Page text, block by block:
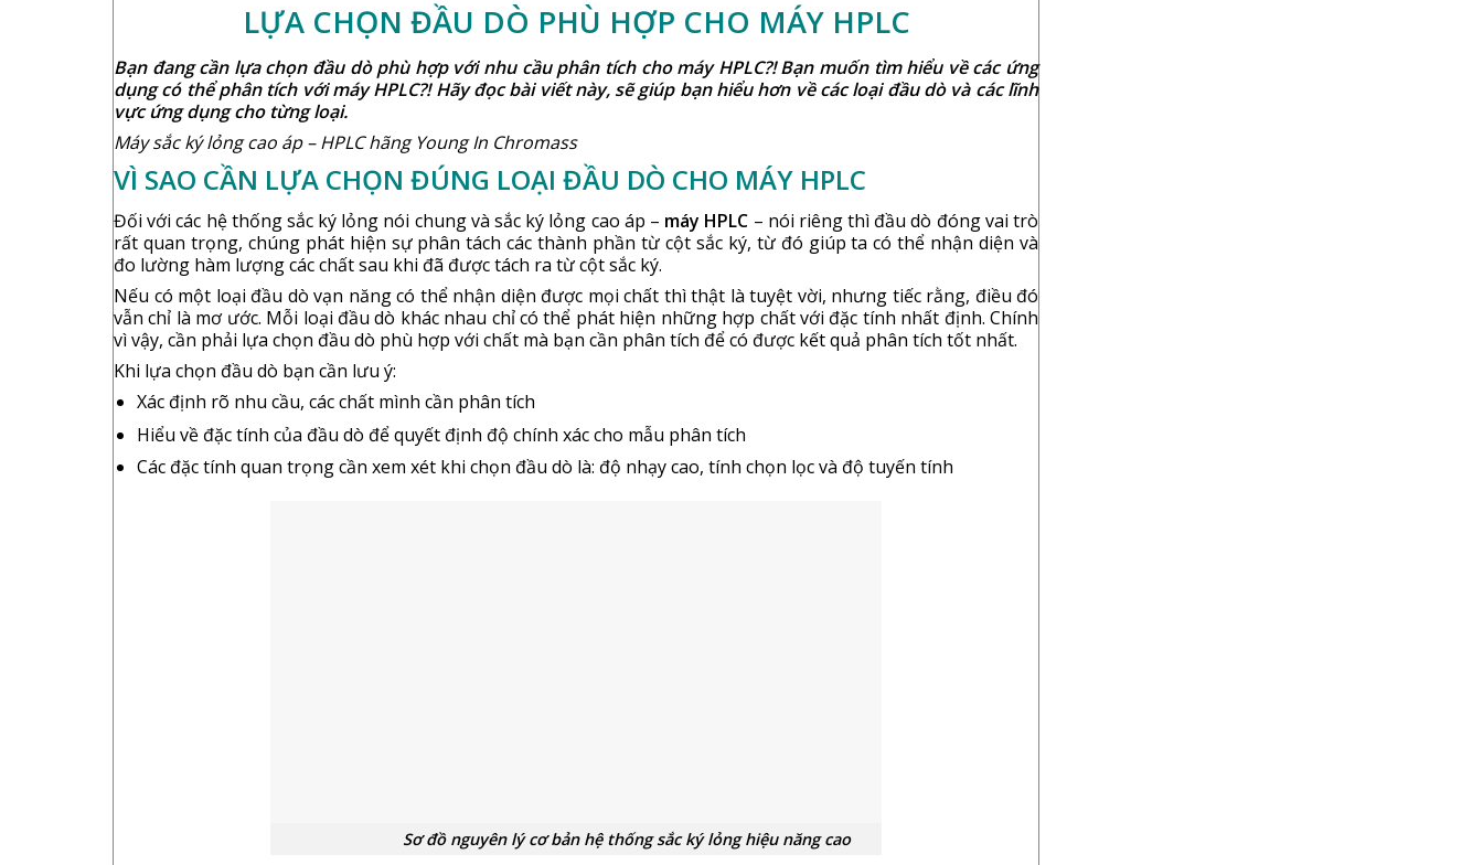
LỰA CHỌN ĐẦU DÒ PHÙ HỢP CHO MÁY HPLC
Bạn đang cần lựa chọn đầu dò phù hợp với nhu cầu phân tích chomáy HPLC?! Bạn muốn tìm hiểu về các ứng
dụng có thể phân tích vớimáy HPLC?! Hãy đọc bài viết này, sẽ giúp bạn hiểu hơn về các loại đầu dò và các lĩnh
vực ứng dụng cho từng loại.
Máy sắc ký lỏng cao áp – HPLC hãng Young In Chromass
VÌ SAO CẦN LỰA CHỌN ĐÚNG LOẠI ĐẦU DÒ CHO MÁY HPLC
Đối với các hệ thống sắc ký lỏng nói chung và sắc ký lỏng cao áp – máy HPLC – nói riêng thì đầu dò đóng vai trò
rất quan trọng, chúng phát hiện sự phân tách các thành phần từ cột sắc ký, từ đó giúp ta có thể nhận diện và
đo lường hàm lượng các chất sau khi đã được tách ra từ cột sắc ký.
Nếu có một loại đầu dò vạn năng có thể nhận diện được mọi chất thì thật là tuyệt vời, nhưng tiếc rằng, điều đó
vẫn chỉ là mơ ước. Mỗi loại đầu dò khác nhau chỉ có thể phát hiện những hợp chất với đặc tính nhất định. Chính
vì vậy, cần phải lựa chọn đầu dò phù hợp với chất mà bạn cần phân tích để có được kết quả phân tích tốt nhất.
Khi lựa chọn đầu dò bạn cần lưu ý:
Xác định rõ nhu cầu, các chất mình cần phân tích
Hiểu về đặc tính của đầu dò để quyết định độ chính xác cho mẫu phân tích
Các đặc tính quan trọng cần xem xét khi chọn đầu dò là: độ nhạy cao, tính chọn lọc và độ tuyến tính
Sơ đồ nguyên lý cơ bản hệ thống sắc ký lỏng hiệu năng cao